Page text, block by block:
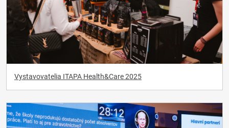
Vystavovatelia ITAPA Health&Care 2025